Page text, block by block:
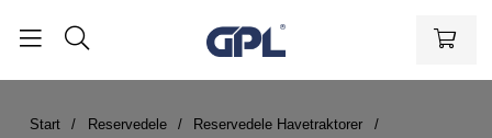
Start Reservedele
Reservedele Havetraktorer